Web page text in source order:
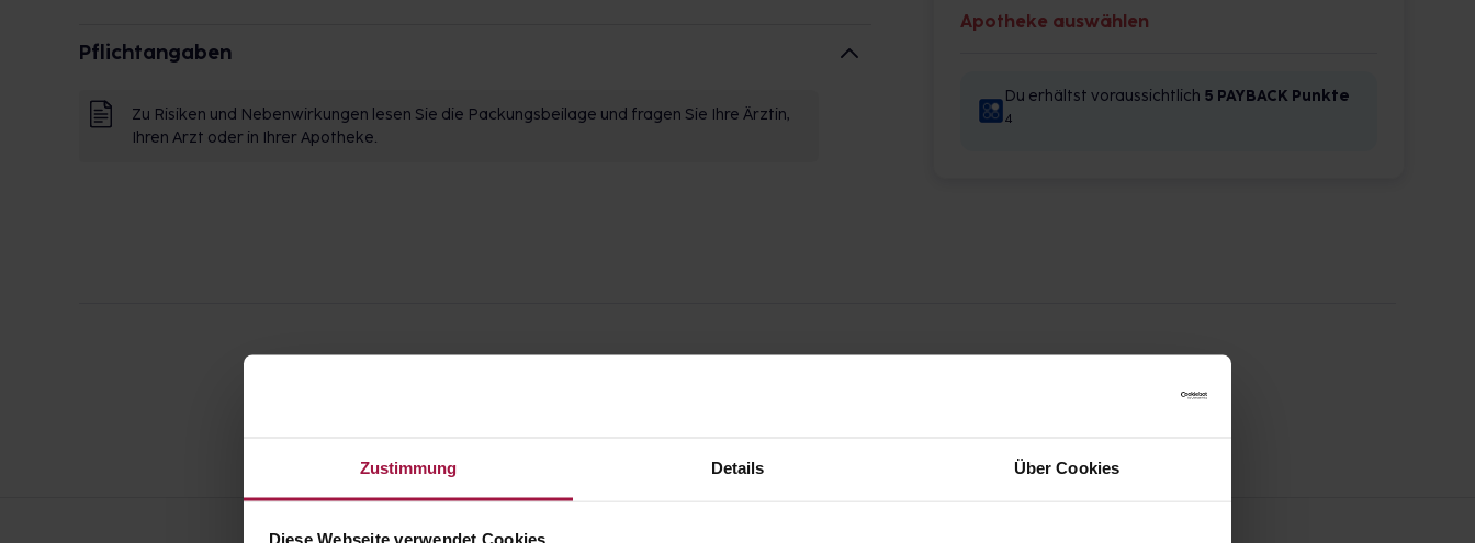
Zustimmung Details Über Cookies
Diese Webseite verwendet Cookies
Pflichtangaben
Zu Risiken und Nebenwirkungen lesen Sie die Packungsbeilage und fragen Sie Ihre Ärztin,
Ihren Arzt oder in Ihrer Apotheke.
Apotheke auswählen
Du erhältst voraussichtlich 5 PAYBACK Punkte
4